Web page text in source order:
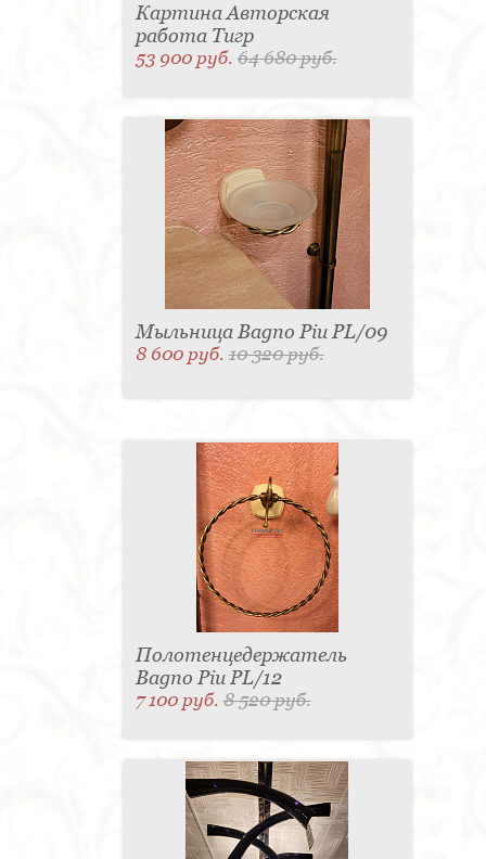
Картина Авторская
работа Тигр
53 900 руб.64 680 руб.
Мыльница Bagno Piu PL/09
8 600 руб.10 320 руб.
Полотенцедержатель
Bagno Piu PL/12
7 100 руб.8 520 руб.